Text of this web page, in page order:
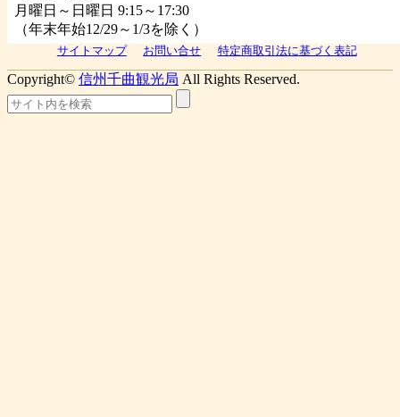
月曜日～日曜日 9:15～17:30
（年末年始12/29～1/3を除く）
サイトマップ お問い合せ 特定商取引法に基づく表記
Copyright© 信州千曲観光局 All Rights Reserved.